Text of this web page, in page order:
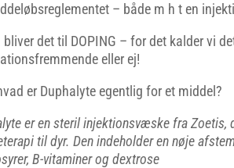
– både m h t en
bliver det til DOPING – for det kalder vi
eller ej!
er Duphalyte egentlig for et middel?
er en steril injektionsvæske fra Zoetis,
til dyr. Den indeholder en nøje
B-vitaminer og dextrose